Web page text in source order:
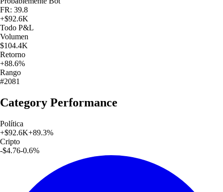
FR: 39.8
+$92.6K
Todo P&L
Volumen
$104.4K
Retorno
+88.6%
Rango
#2081
Category Performance
Política
+$92.6K+89.3%
Cripto
-$4.76-0.6%